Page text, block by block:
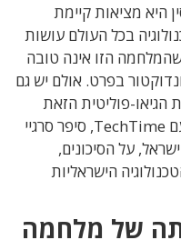
היא מציאות קיימת
בכל העולם עושות
הזו אינה טובה
בפרט. אולם יש גם
פוליטית הזאת
זדמנויות חדשות. בשיחה מיוחדת עם TechTime, סיפר סרגיי
על הסיכונים,
הישראליות
של מלחמה